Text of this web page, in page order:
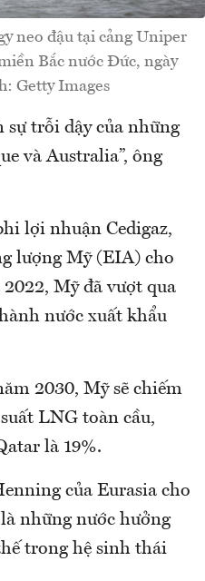
neo đậu tại cảng Uniper
Bắc nước Đức, ngày
Getty Images
sự trỗi dậy của những
và Australia”, ông
lợi nhuận Cedigaz,
lượng Mỹ (EIA) cho
Mỹ đã vượt qua
nước xuất khẩu
2030, Mỹ sẽ chiếm
LNG toàn cầu,
là 19%.
của Eurasia cho
những nước hưởng
trong hệ sinh thái